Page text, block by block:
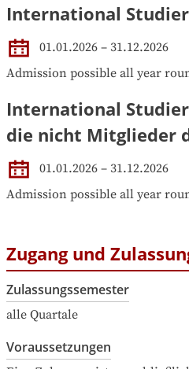
International
01.01.2026 – 31.12.2026
Admission possible all year
International
die nicht Mitglieder
01.01.2026 – 31.12.2026
Admission possible all year
Zugang und
Zulassungssemester
alle Quartale
Voraussetzungen